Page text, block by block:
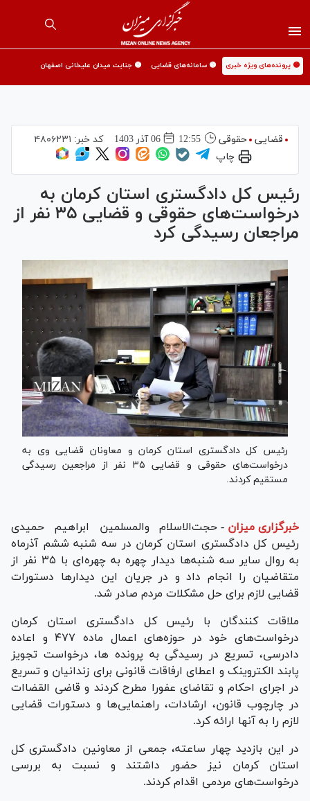
🟡 پرونده‌های ویژه خبری 🟡 سامانه‌های قضایی 🟡 جنایت میدان علیخانی اصفهان
قضایی حقوقی 12:55 06 آذر 1403 کد خبر: ۴۸۰۶۲۳۱
چاپ
رئیس کل دادگستری استان کرمان به
درخواست‌های حقوقی و قضایی ۳۵ نفر از
مراجعان رسیدگی کرد
رئیس کل دادگستری استان کرمان و معاونان قضایی وی به
درخواست‌های حقوقی و قضایی ۳۵ نفر از مراجعین رسیدگی
مستقیم کردند.
خبرگزاری میزان - حجت‌الاسلام والمسلمین ابراهیم حمیدی
رئیس کل دادگستری استان کرمان در سه شنبه ششم آذرماه
به روال سایر سه شنبه‌ها دیدار چهره به چهره‌ای با ۳۵ نفر از
متقاضیان را انجام داد و در جریان این دیدار‌ها دستورات
قضایی لازم برای حل مشکلات مردم صادر شد.
ملاقات کنندگان با رئیس کل دادگستری استان کرمان
درخواست‌های خود در حوزه‌های اعمال ماده ۴۷۷ و اعاده
دادرسی، تسریع در رسیدگی به پرونده ها، درخواست تجویز
پابند الکتروینک و اعطای ارفاقات قانونی برای زندانیان و تسریع
در اجرای احکام و تقاضای عفورا مطرح کردند و قاضی القضاات
در چارچوب قانون، ارشادات، راهنمایی‌ها و دستورات قضایی
لازم را به آنها ارائه کرد.
در این بازدید چهار ساعته، جمعی از معاونین دادگستری کل
استان کرمان نیز حضور داشتند و نسبت به بررسی
درخواست‌های مردمی اقدام کردند.